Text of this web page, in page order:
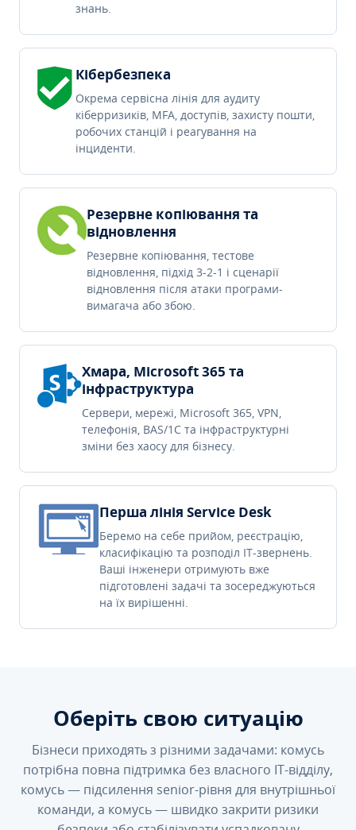
знань.
Кібербезпека
Окрема сервісна лінія для аудиту
кіберризиків, MFA, доступів, захисту пошти,
робочих станцій і реагування на
інциденти.
Резервне копіювання та
відновлення
Резервне копіювання, тестове
відновлення, підхід 3-2-1 і сценарії
відновлення після атаки програми-
вимагача або збою.
Хмара, Microsoft 365 та
інфраструктура
Сервери, мережі, Microsoft 365, VPN,
телефонія, BAS/1C та інфраструктурні
зміни без хаосу для бізнесу.
Перша лінія Service Desk
Беремо на себе прийом, реєстрацію,
класифікацію та розподіл IT-звернень.
Ваші інженери отримують вже
підготовлені задачі та зосереджуються
на їх вирішенні.
Оберіть свою ситуацію
Бізнеси приходять з різними задачами: комусь
потрібна повна підтримка без власного IT-відділу,
комусь — підсилення senior-рівня для внутрішньої
команди, а комусь — швидко закрити ризики